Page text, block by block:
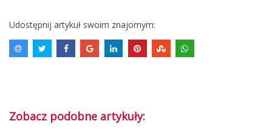
Udostępnij artykuł swoim znajomym:
Zobacz podobne artykuły: